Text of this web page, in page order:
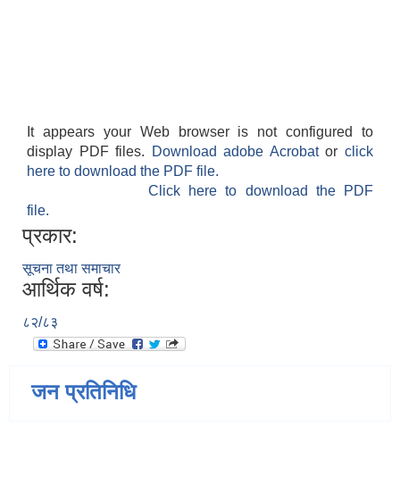
It appears your Web browser is not configured to
display PDF files.
Download adobe Acrobatorclick
here to download the PDF file.
Click here to download the PDF
file.
प्रकार:
सूचना तथा समाचार
आर्थिक वर्ष:
८२/८३
जन प्रतिनिधि